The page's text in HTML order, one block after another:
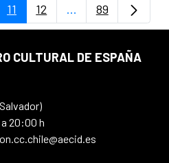
Use TAB para
Página
11 Página
12 ...PáginasPágina
89
CULTURAL DE ESPAÑA
20:00 h